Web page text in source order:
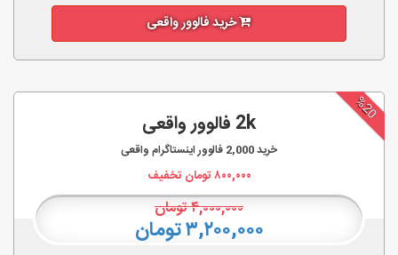
خرید فالوور واقعی
%20
2k فالوور واقعی
خرید2,000 فالوور اینستاگرام واقعی
۸۰۰,۰۰۰تومان تخفیف
۴,۰۰۰,۰۰۰تومان
۳,۲۰۰,۰۰۰ تومان